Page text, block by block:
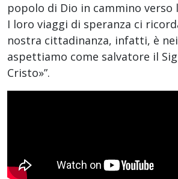
popolo di Dio in cammino verso
I loro viaggi di speranza ci
nostra cittadinanza, infatti, è
aspettiamo come salvatore il
Cristo»”.